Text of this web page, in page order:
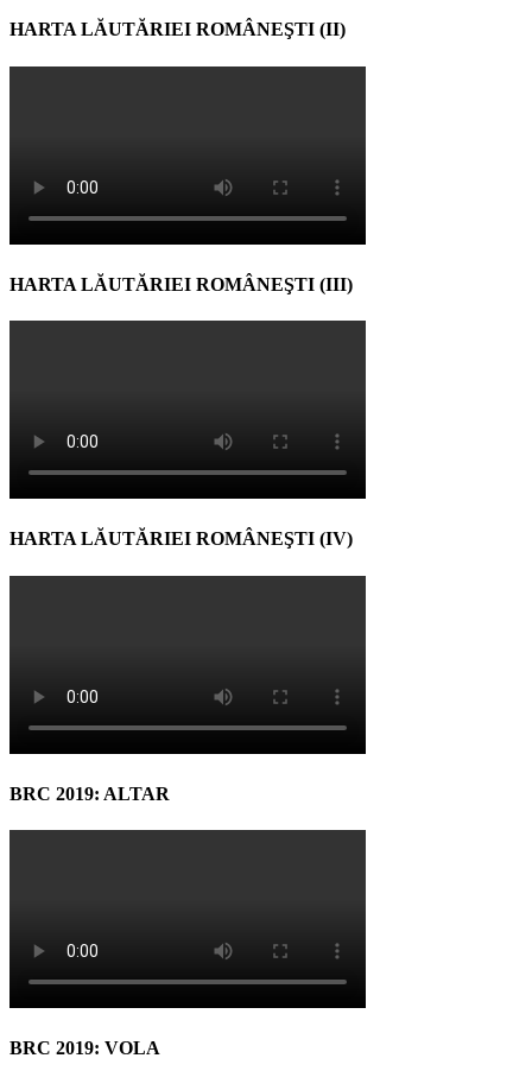
HARTA LĂUTĂRIEI ROMÂNEŞTI (II)
HARTA LĂUTĂRIEI ROMÂNEŞTI (III)
HARTA LĂUTĂRIEI ROMÂNEŞTI (IV)
BRC 2019: ALTAR
BRC 2019: VOLA